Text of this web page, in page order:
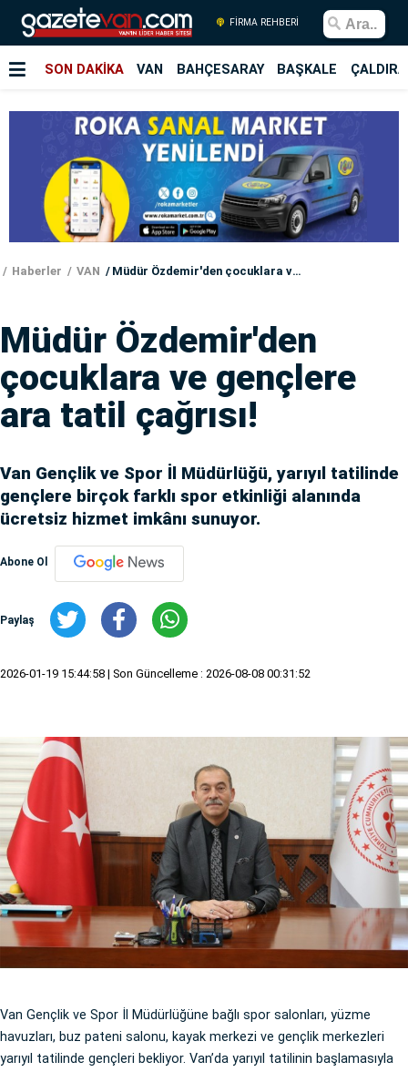
FİRMA REHBERİ
SON DAKİKA VAN BAHÇESARAY BAŞKALE
Haberler VAN Müdür Özdemir'den çocuklara ve gençlere ara tatil çağrısı!
Müdür Özdemir'den
çocuklara ve gençlere
ara tatil çağrısı!
Van Gençlik ve Spor İl Müdürlüğü, yarıyıl tatilinde
gençlere birçok farklı spor etkinliği alanında
ücretsiz hizmet imkânı sunuyor.
Abone Ol
Paylaş
2026-01-19 15:44:58 | Son Güncelleme : 2026-08-08 00:31:52
Van Gençlik ve Spor İl Müdürlüğüne bağlı spor salonları, yüzme
havuzları, buz pateni salonu, kayak merkezi ve gençlik merkezleri
yarıyıl tatilinde gençleri bekliyor. Van’da yarıyıl tatilinin başlamasıyla